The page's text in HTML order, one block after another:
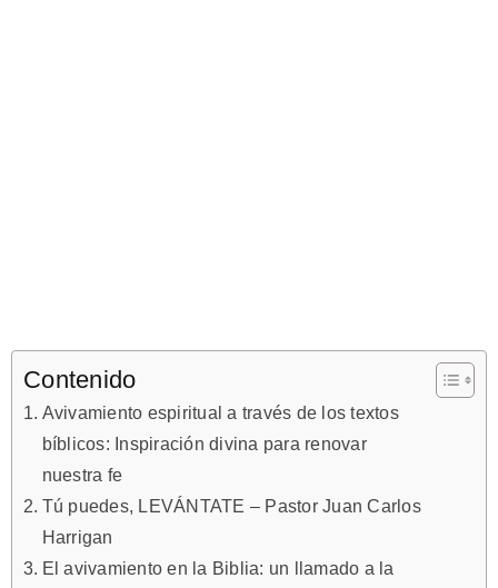
Contenido
Avivamiento espiritual a través de los textos
bíblicos: Inspiración divina para renovar
nuestra fe
Tú puedes, LEVÁNTATE – Pastor Juan Carlos
Harrigan
El avivamiento en la Biblia: un llamado a la